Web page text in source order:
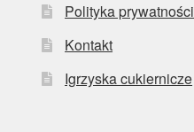
Polityka prywatności
Kontakt
Igrzyska cukiernicze